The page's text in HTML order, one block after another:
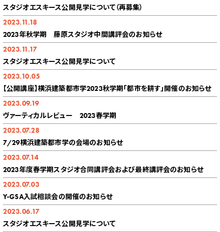
スタジオエスキース公開見学について（再募集）
2023.11.18
2023年秋学期 藤原スタジオ中間講評会のお知らせ
2023.11.17
スタジオエスキース公開見学について
2023.10.05
【公開講座】横浜建築都市学2023秋学期「都市を耕す」開催のお知らせ
2023.09.19
ヴァーティカルレビュー 2023春学期
2023.07.28
7/29横浜建築都市学の会場のお知らせ
2023.07.14
2023年度春学期スタジオ合同講評会および最終講評会のお知らせ
2023.07.03
Y-GSA入試相談会の開催のお知らせ
2023.06.17
スタジオエスキース公開見学について